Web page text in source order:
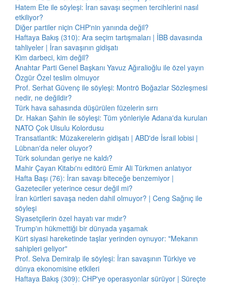
Hatem Ete ile söyleşi: İran savaşı seçmen tercihlerini nasıl
etkiliyor?
Diğer partiler niçin CHP'nin yanında değil?
Haftaya Bakış (310): Ara seçim tartışmaları | İBB davasında
tahliyeler | İran savaşının gidişatı
Kim darbeci, kim değil?
Anahtar Parti Genel Başkanı Yavuz Ağıralioğlu ile özel yayın
Özgür Özel teslim olmuyor
Prof. Serhat Güvenç ile söyleşi: Montrö Boğazlar Sözleşmesi
nedir, ne değildir?
Türk hava sahasında düşürülen füzelerin sırrı
Dr. Hakan Şahin ile söyleşi: Tüm yönleriyle Adana'da kurulan
NATO Çok Ulsulu Kolordusu
Transatlantik: Müzakerelerin gidişatı | ABD'de İsrail lobisi |
Lübnan'da neler oluyor?
Türk solundan geriye ne kaldı?
Mahir Çayan Kitabı'nı editörü Emir Ali Türkmen anlatıyor
Hafta Başı (76): İran savaşı biteceğe benzemiyor |
Gazeteciler yeterince cesur değil mi?
İran kürtleri savaşa neden dahil olmuyor? | Ceng Sağnıç ile
söyleşi
Siyasetçilerin özel hayatı var mıdır?
Trump'ın hükmettiği bir dünyada yaşamak
Kürt siyasi hareketinde taşlar yerinden oynuyor: "Mekanın
sahipleri geliyor"
Prof. Selva Demiralp ile söyleşi: İran savaşının Türkiye ve
dünya ekonomisine etkileri
Haftaya Bakış (309): CHP'ye operasyonlar sürüyor | Süreçte